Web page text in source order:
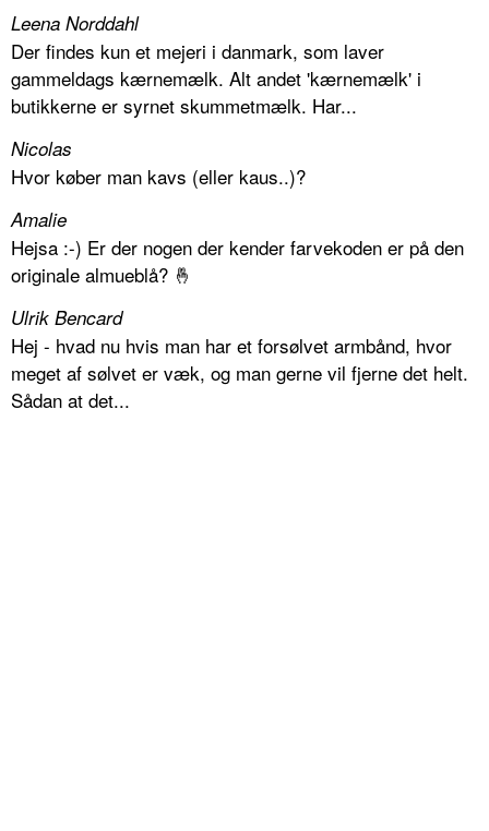
Leena Norddahl
Der findes kun et mejeri i danmark, som laver
gammeldags kærnemælk. Alt andet 'kærnemælk' i
butikkerne er syrnet skummetmælk. Har...
Nicolas
Hvor køber man kavs (eller kaus..)?
Amalie
Hejsa :-) Er der nogen der kender farvekoden er på den
originale almueblå? 🤞
Ulrik Bencard
Hej - hvad nu hvis man har et forsølvet armbånd, hvor
meget af sølvet er væk, og man gerne vil fjerne det helt.
Sådan at det...